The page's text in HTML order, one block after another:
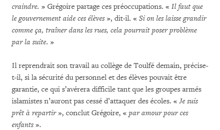
craindre. » Grégoire partage ces préoccupations. « Il faut que
le gouvernement aide ces élèves», dit-il. « Si on les laisse grandir
comme ça, traîner dans les rues, cela pourrait poser problème
par la suite. »
Il reprendrait son travail au collège de Toulfé demain, précise-
t-il, si la sécurité du personnel et des élèves pouvait être
garantie, ce qui s’avérera difficile tant que les groupes armés
islamistes n’auront pas cessé d’attaquer des écoles. «Je suis
prêt à repartir», conclut Grégoire, « par amour pour ces
enfants».